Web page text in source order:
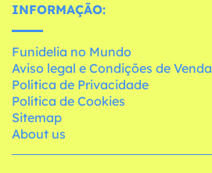
INFORMAÇÃO:
Funidelia no Mundo
Aviso legal e Condições de Venda
Política de Privacidade
Política de Cookies
Sitemap
About us